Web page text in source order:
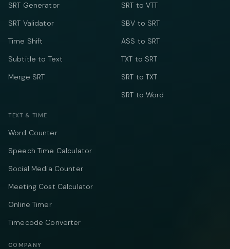
SRT Generator
SRT Validator
Time Shift
Subtitle to Text
Merge SRT
SRT to VTT
SBV to SRT
ASS to SRT
TXT to SRT
SRT to TXT
SRT to Word
TEXT & TIME
Word Counter
Speech Time Calculator
Social Media Counter
Meeting Cost Calculator
Online Timer
Timecode Converter
COMPANY